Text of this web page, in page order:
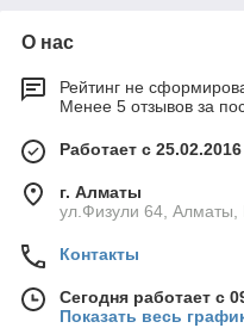
О нас
Рейтинг не
Менее 5 отзывов за
Работает с 25.02.2016
г. Алматы
ул.Физули 64, Алматы,
Контакты
Сегодня работает с
Показать весь